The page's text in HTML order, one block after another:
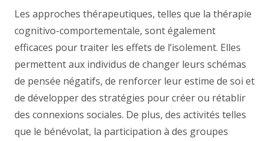
Les approches thérapeutiques, telles que la thérapie
cognitivo-comportementale, sont également
efficaces pour traiter les effets de l’isolement. Elles
permettent aux individus de changer leurs schémas
de pensée négatifs, de renforcer leur estime de soi et
de développer des stratégies pour créer ou rétablir
des connexions sociales. De plus, des activités telles
que le bénévolat, la participation à des groupes